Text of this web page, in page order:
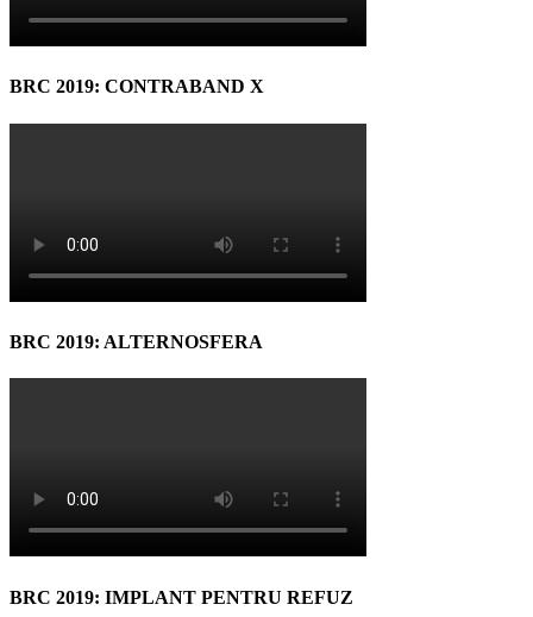
BRC 2019: CONTRABAND X
BRC 2019: ALTERNOSFERA
BRC 2019: IMPLANT PENTRU REFUZ